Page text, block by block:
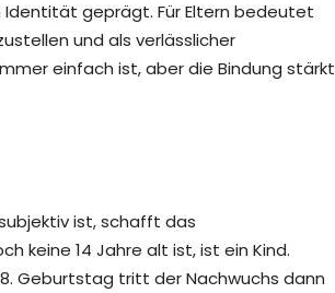
geprägt. Für Eltern bedeutet
und als verlässlicher
einfach ist, aber die Bindung stärkt
ist, schafft das
keine 14 Jahre alt ist, ist ein Kind.
Geburtstag tritt der Nachwuchs dann